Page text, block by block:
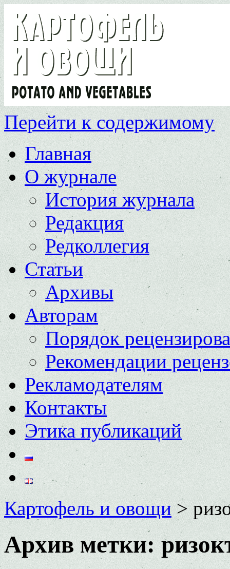
Перейти к содержимому
Главная
О журнале
История журнала
Редакция
Редколлегия
Статьи
Архивы
Авторам
Порядок
Рекомендации
Рекламодателям
Контакты
Этика публикаций
Картофель и овощи>
Архив метки: